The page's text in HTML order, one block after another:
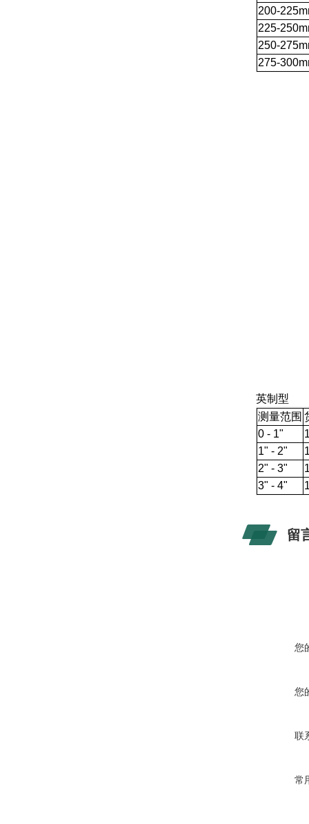
200-
225-
250-
275-
英制型
测量范围
0 - 1"
1" - 2"
2" - 3"
3" - 4"
留
您
您
联
常